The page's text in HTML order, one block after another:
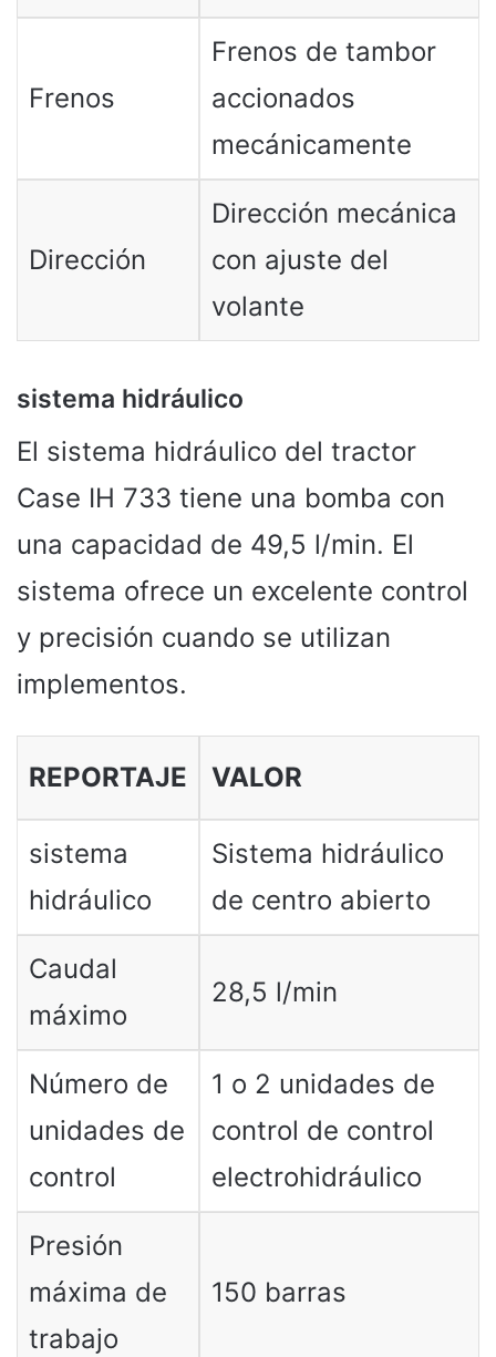
Frenos
Frenos de tambor
accionados
mecánicamente
Dirección
Dirección mecánica
con ajuste del
volante
sistema hidráulico
El sistema hidráulico del tractor
Case IH 733 tiene una bomba con
una capacidad de 49,5 l/min. El
sistema ofrece un excelente control
y precisión cuando se utilizan
implementos.
REPORTAJE VALOR
sistema
hidráulico
Sistema hidráulico
de centro abierto
Caudal
máximo
28,5 l/min
Número de
unidades de
control
1 o 2 unidades de
control de control
electrohidráulico
Presión
máxima de
trabajo
150 barras